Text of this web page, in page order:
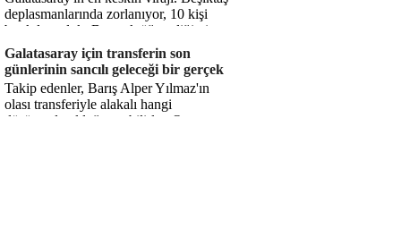
deplasmanlarında zorlanıyor, 10 kişi
bırakılıyorduk. Bu artık öğrendiğimiz
bir gerçek. Sane...
Galatasaray için transferin son
günlerinin sancılı geleceği bir gerçek
Takip edenler, Barış Alper Yılmaz'ın
olası transferiyle alakalı hangi
düşüncede olduğumu bilirler. O